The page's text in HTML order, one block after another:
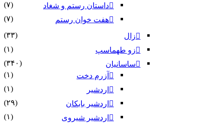
داستان رستم و شغاد
(۷)
هفت خوان رستم‏
(۷)
زال
(۳۳)
زو طهماسپ‏
(۱)
ساسانیان
(۳۴۰)
آزرم دخت
(۱)
اردشیر
(۱)
اردشیر بابکان
(۲۹)
اردشیر شیروی
(۱)